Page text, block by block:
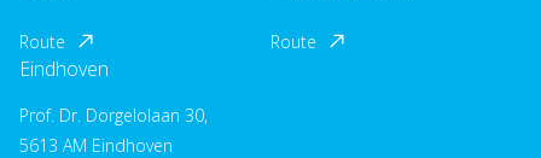
Route Route
Eindhoven
Prof. Dr. Dorgelolaan 30,
5613 AM Eindhoven